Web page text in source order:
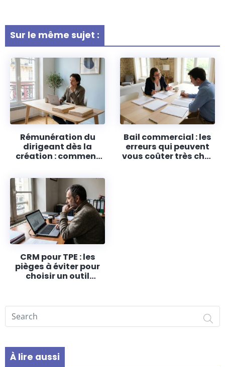
Sur le même sujet :
Rémunération du
dirigeant dès la
création : comment
ou EURL
Bail commercial : les
erreurs qui peuvent
vous coûter très cher
CRM pour TPE : les
pièges à éviter pour
choisir un outil
Search on ESSPACE
À lire aussi